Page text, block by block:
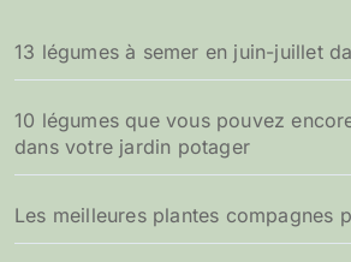
13 légumes à semer en juin-juillet
10 légumes que vous pouvez
dans votre jardin potager
Les meilleures plantes compagnes